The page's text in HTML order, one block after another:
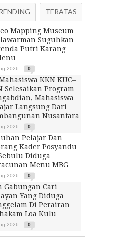
TERATAS
Mapping Museum
Suguhkan
Putri Karang
2026 0
KKN KUC–
Selesaikan Program
Mahasiswa
Langsung Dari
Nusantara
2026 0
Pelajar Dan
Kader Posyandu
Diduga
Menu MBG
2026 0
Gabungan Cari
Yang Diduga
Di Perairan
Loa Kulu
2026 0